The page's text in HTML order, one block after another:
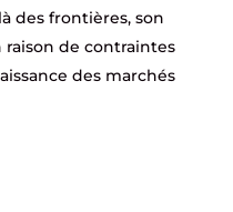
des frontières, son
de contraintes
des marchés